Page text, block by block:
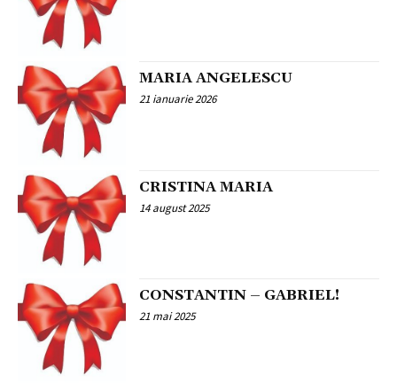
MARIA ANGELESCU
21 ianuarie 2026
CRISTINA MARIA
14 august 2025
CONSTANTIN – GABRIEL!
21 mai 2025